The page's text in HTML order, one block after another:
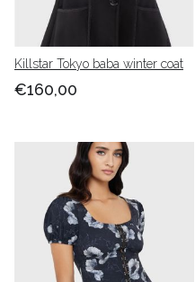
Killstar Tokyo baba winter coat
€160,00